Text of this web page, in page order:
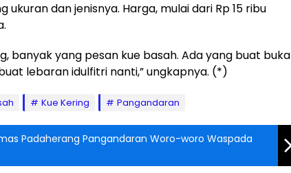
ukuran dan jenisnya. Harga, mulai dari Rp 15 ribu
banyak yang pesan kue basah. Ada yang buat buka
lebaran idulfitri nanti,” ungkapnya. (*)
Kue Kering Pangandaran
Padaherang Pangandaran Woro-woro Waspada